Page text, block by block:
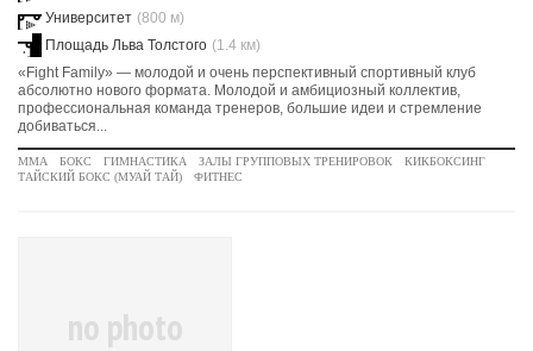
Университет (800 м)
Площадь Льва Толстого (1.4 км)
«Fight Family» — молодой и очень перспективный спортивный клуб
абсолютно нового формата. Молодой и амбициозный коллектив,
профессиональная команда тренеров, большие идеи и стремление
добиваться...
MMA БОКС ГИМНАСТИКА ЗАЛЫ ГРУППОВЫХ ТРЕНИРОВОК
КИКБОКСИНГ
ТАЙСКИЙ БОКС (МУАЙ ТАЙ)
ФИТНЕС
no photo